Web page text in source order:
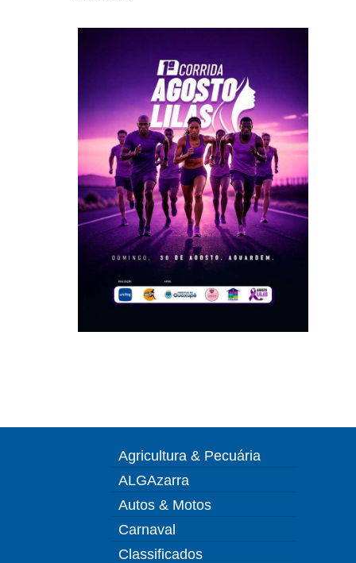
Agricultura & Pecuária
ALGAzarra
Autos & Motos
Carnaval
Classificados